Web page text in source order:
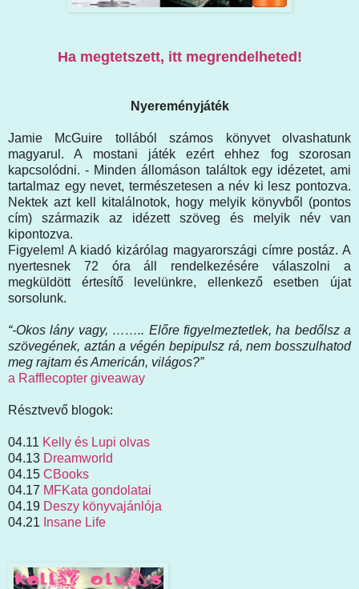
Ha megtetszett, itt megrendelheted!
Nyereményjáték
Jamie McGuire tollából számos könyvet olvashatunk
magyarul. A mostani játék ezért ehhez fog szorosan
kapcsolódni. - Minden állomáson találtok egy idézetet, ami
tartalmaz egy nevet, természetesen a név ki lesz pontozva.
Nektek azt kell kitalálnotok, hogy melyik könyvből (pontos
cím) származik az idézett szöveg és melyik név van
kipontozva.
Figyelem! A kiadó kizárólag magyarországi címre postáz. A
nyertesnek 72 óra áll rendelkezésére válaszolni a
megküldött értesítő levelünkre, ellenkező esetben újat
sorsolunk.
“-Okos lány vagy, …….. Előre figyelmeztetlek, ha bedőlsz a
szövegének, aztán a végén bepipulsz rá, nem bosszulhatod
meg rajtam és Americán, világos?”
a Rafflecopter giveaway
Résztvevő blogok:
04.11 Kelly és Lupi olvas
04.13 Dreamworld
04.15 CBooks
04.17 MFKata gondolatai
04.19 Deszy könyvajánlója
04.21 Insane Life